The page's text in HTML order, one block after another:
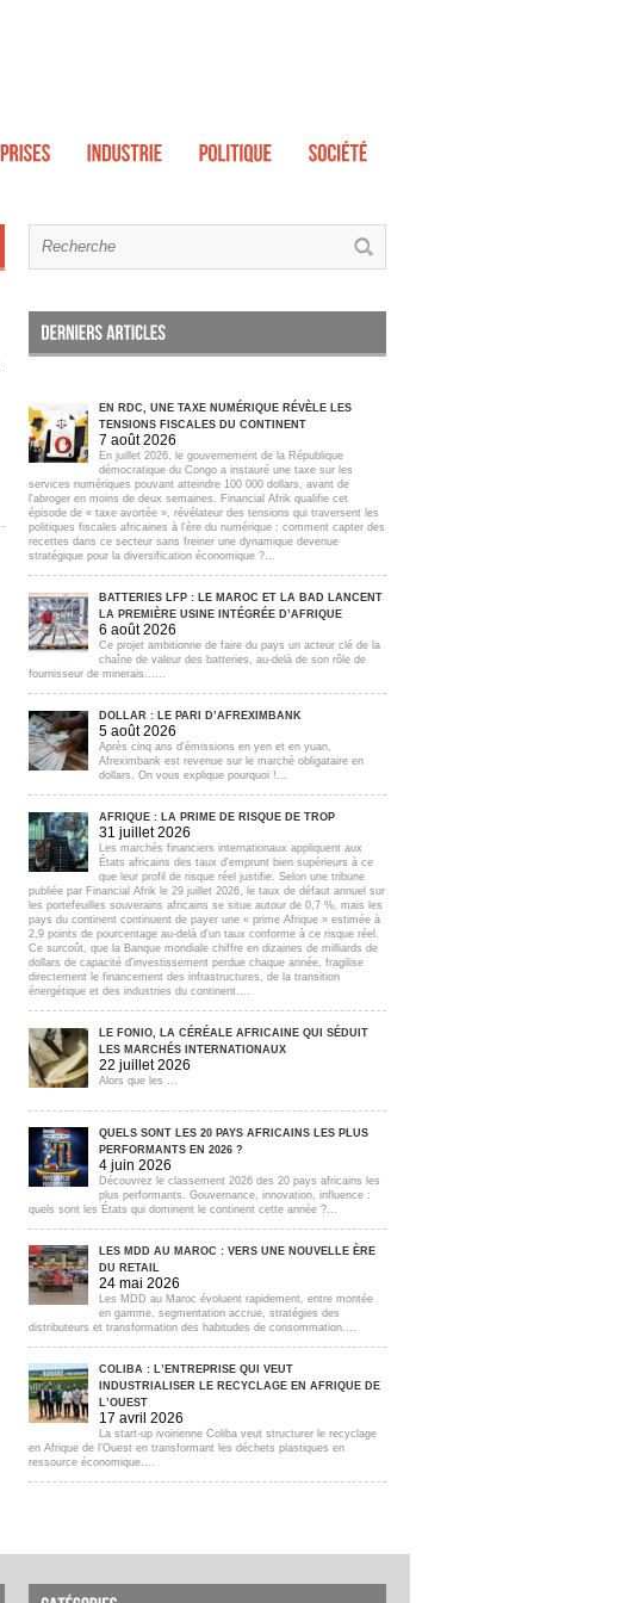
EN RDC, UNE TAXE NUMÉRIQUE RÉVÈLE LES
TENSIONS FISCALES DU CONTINENT
7 août 2026
En juillet 2026, le gouvernement de la République
démocratique du Congo a instauré une taxe sur les
services numériques pouvant atteindre 100 000 dollars, avant de
l'abroger en moins de deux semaines. Financial Afrik qualifie cet
épisode de « taxe avortée », révélateur des tensions qui traversent les
politiques fiscales africaines à l'ère du numérique : comment capter des
recettes dans ce secteur sans freiner une dynamique devenue
stratégique pour la diversification économique ?...
BATTERIES LFP : LE MAROC ET LA BAD LANCENT
LA PREMIÈRE USINE INTÉGRÉE D’AFRIQUE
6 août 2026
Ce projet ambitionne de faire du pays un acteur clé de la
chaîne de valeur des batteries, au-delà de son rôle de
fournisseur de minerais......
DOLLAR : LE PARI D’AFREXIMBANK
5 août 2026
Après cinq ans d'émissions en yen et en yuan,
Afreximbank est revenue sur le marché obligataire en
dollars. On vous explique pourquoi !...
AFRIQUE : LA PRIME DE RISQUE DE TROP
31 juillet 2026
Les marchés financiers internationaux appliquent aux
États africains des taux d'emprunt bien supérieurs à ce
que leur profil de risque réel justifie. Selon une tribune
publiée par Financial Afrik le 29 juillet 2026, le taux de défaut annuel sur
les portefeuilles souverains africains se situe autour de 0,7 %, mais les
pays du continent continuent de payer une « prime Afrique » estimée à
2,9 points de pourcentage au-delà d'un taux conforme à ce risque réel.
Ce surcoût, que la Banque mondiale chiffre en dizaines de milliards de
dollars de capacité d'investissement perdue chaque année, fragilise
directement le financement des infrastructures, de la transition
énergétique et des industries du continent....
LE FONIO, LA CÉRÉALE AFRICAINE QUI SÉDUIT
LES MARCHÉS INTERNATIONAUX
22 juillet 2026
Alors que les ...
QUELS SONT LES 20 PAYS AFRICAINS LES PLUS
PERFORMANTS EN 2026 ?
4 juin 2026
Découvrez le classement 2026 des 20 pays africains les
plus performants. Gouvernance, innovation, influence :
quels sont les États qui dominent le continent cette année ?...
LES MDD AU MAROC : VERS UNE NOUVELLE ÈRE
DU RETAIL
24 mai 2026
Les MDD au Maroc évoluent rapidement, entre montée
en gamme, segmentation accrue, stratégies des
distributeurs et transformation des habitudes de consommation....
COLIBA : L’ENTREPRISE QUI VEUT
INDUSTRIALISER LE RECYCLAGE EN AFRIQUE DE
L’OUEST
17 avril 2026
La start-up ivoirienne Coliba veut structurer le recyclage
en Afrique de l’Ouest en transformant les déchets plastiques en
ressource économique....